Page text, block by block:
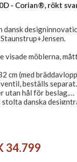
- Corian®, rökt
dansk
visade möblerna,
cm (med
beställs separat.
utan hål för beslag.
danska
34.799